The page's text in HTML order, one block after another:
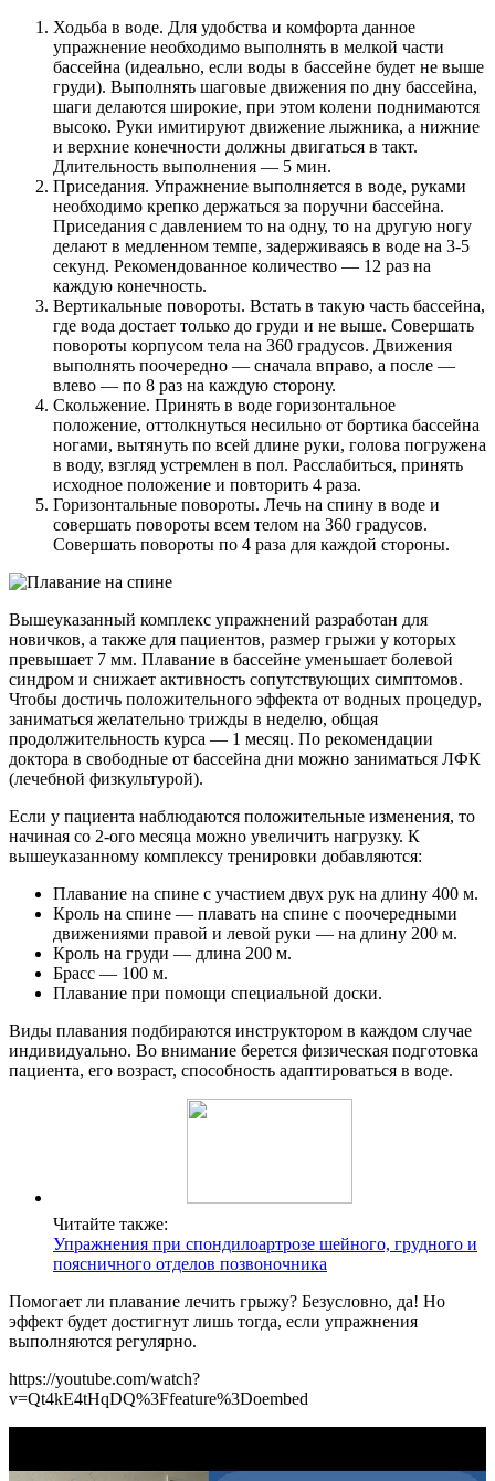
Ходьба в воде. Для удобства и комфорта данное
упражнение необходимо выполнять в мелкой части
бассейна (идеально, если воды в бассейне будет не выше
груди). Выполнять шаговые движения по дну бассейна,
шаги делаются широкие, при этом колени поднимаются
высоко. Руки имитируют движение лыжника, а нижние
и верхние конечности должны двигаться в такт.
Длительность выполнения — 5 мин.
Приседания. Упражнение выполняется в воде, руками
необходимо крепко держаться за поручни бассейна.
Приседания с давлением то на одну, то на другую ногу
делают в медленном темпе, задерживаясь в воде на 3-5
секунд. Рекомендованное количество — 12 раз на
каждую конечность.
Вертикальные повороты. Встать в такую часть бассейна,
где вода достает только до груди и не выше. Совершать
повороты корпусом тела на 360 градусов. Движения
выполнять поочередно — сначала вправо, а после —
влево — по 8 раз на каждую сторону.
Скольжение. Принять в воде горизонтальное
положение, оттолкнуться несильно от бортика бассейна
ногами, вытянуть по всей длине руки, голова погружена
в воду, взгляд устремлен в пол. Расслабиться, принять
исходное положение и повторить 4 раза.
Горизонтальные повороты. Лечь на спину в воде и
совершать повороты всем телом на 360 градусов.
Совершать повороты по 4 раза для каждой стороны.
Вышеуказанный комплекс упражнений разработан для
новичков, а также для пациентов, размер грыжи у которых
превышает 7 мм. Плавание в бассейне уменьшает болевой
синдром и снижает активность сопутствующих симптомов.
Чтобы достичь положительного эффекта от водных процедур,
заниматься желательно трижды в неделю, общая
продолжительность курса — 1 месяц. По рекомендации
доктора в свободные от бассейна дни можно заниматься ЛФК
(лечебной физкультурой).
Если у пациента наблюдаются положительные изменения, то
начиная со 2-ого месяца можно увеличить нагрузку. К
вышеуказанному комплексу тренировки добавляются:
Плавание на спине с участием двух рук на длину 400 м.
Кроль на спине — плавать на спине с поочередными
движениями правой и левой руки — на длину 200 м.
Кроль на груди — длина 200 м.
Брасс — 100 м.
Плавание при помощи специальной доски.
Виды плавания подбираются инструктором в каждом случае
индивидуально. Во внимание берется физическая подготовка
пациента, его возраст, способность адаптироваться в воде.
Читайте также:
Упражнения при спондилоартрозе шейного, грудного и
поясничного отделов позвоночника
Помогает ли плавание лечить грыжу? Безусловно, да! Но
эффект будет достигнут лишь тогда, если упражнения
выполняются регулярно.
https://youtube.com/watch?
v=Qt4kE4tHqDQ%3Ffeature%3Doembed